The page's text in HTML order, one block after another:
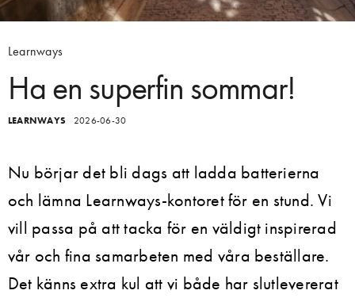
Learnways
Ha en superfin sommar!
LEARNWAYS 2026-06-30
Nu börjar det bli dags att ladda batterierna
och lämna Learnways-kontoret för en stund. Vi
vill passa på att tacka för en väldigt inspirerad
vår och fina samarbeten med våra beställare.
Det känns extra kul att vi både har slutlevererat